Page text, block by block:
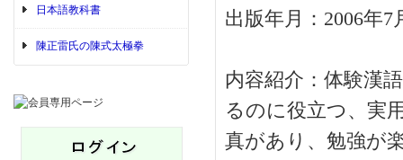
日本語教科書
陳正雷氏の陳式太極拳
出版年月：2006年7
内容紹介：体験漢
るのに役立つ、実
真があり、勉強が